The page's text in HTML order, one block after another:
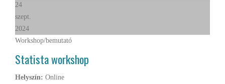
24
szept.
2024
Workshop/bemutató
Statista workshop
Helyszín: Online